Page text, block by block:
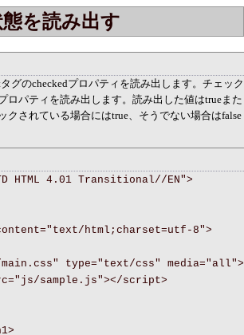
を読み出す
グのcheckedプロパティを読み出します。チェック
ロパティを読み出します。読み出した値はtrueまた
クされている場合にはtrue、そうでない場合はfalse
HTML 4.01 Transitional//EN">
html;charset=utf-8">
type="text/css" media="all">
sample.js"></script>